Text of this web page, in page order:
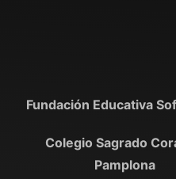
Fundación Educativa
Colegio Sagrado
Pamplona